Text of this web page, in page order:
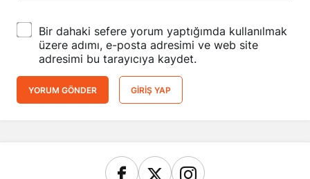
Bir dahaki sefere yorum yaptığımda kullanılmak
üzere adımı, e-posta adresimi ve web site
adresimi bu tarayıcıya kaydet.
YORUM GÖNDER GIRIŞ YAP